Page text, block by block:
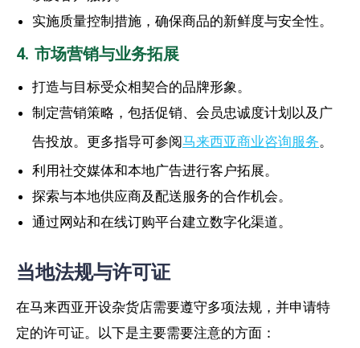
实施质量控制措施，确保商品的新鲜度与安全性。
4. 市场营销与业务拓展
打造与目标受众相契合的品牌形象。
制定营销策略，包括促销、会员忠诚度计划以及广
告投放。更多指导可参阅马来西亚商业咨询服务。
利用社交媒体和本地广告进行客户拓展。
探索与本地供应商及配送服务的合作机会。
通过网站和在线订购平台建立数字化渠道。
当地法规与许可证
在马来西亚开设杂货店需要遵守多项法规，并申请特
定的许可证。以下是主要需要注意的方面：